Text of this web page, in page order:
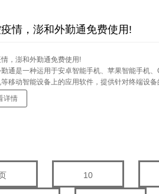
疫情，澎和外勤通免费使用!
情，澎和外勤通免费使用!
通是一种运用于安卓智能手机、苹果智能手机、
移动智能设备上的应用软件，提供针对终端设备
活动轨迹、安全保障、考勤管理等相关服务。主
定位（手机定位、车辆定位）、轨迹查询、电子
详情
10